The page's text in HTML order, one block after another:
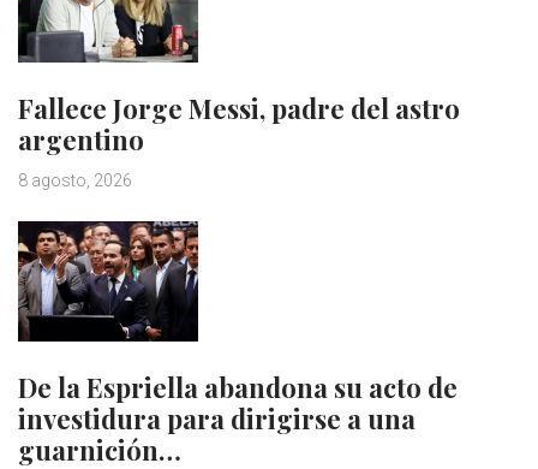
Fallece Jorge Messi, padre del astro
argentino
8 agosto, 2026
De la Espriella abandona su acto de
investidura para dirigirse a una
guarnición…